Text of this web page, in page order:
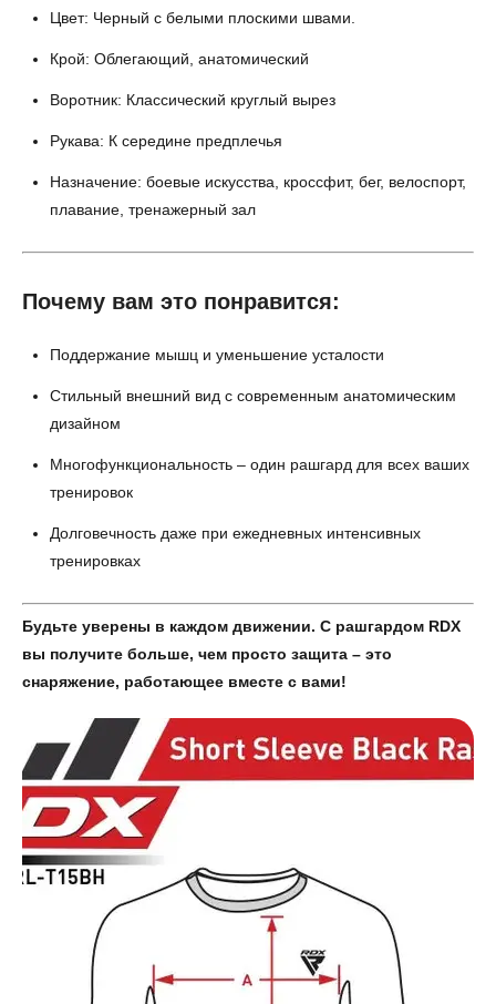
Цвет: Черный с белыми плоскими швами.
Крой: Облегающий, анатомический
Воротник: Классический круглый вырез
Рукава: К середине предплечья
Назначение: боевые искусства, кроссфит, бег, велоспорт,
плавание, тренажерный зал
Почему вам это понравится:
Поддержание мышц и уменьшение усталости
Стильный внешний вид с современным анатомическим
дизайном
Многофункциональность – один рашгард для всех ваших
тренировок
Долговечность даже при ежедневных интенсивных
тренировках
Будьте уверены в каждом движении. С рашгардом RDX
вы получите больше, чем просто защита – это
снаряжение, работающее вместе с вами!